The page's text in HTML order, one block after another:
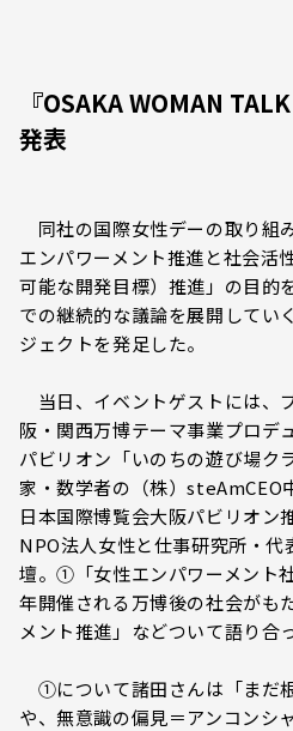
『OSAKA WOMAN
発表
同社の国際女性デーの取り組
エンパワーメント推進と社会活
可能な開発目標）推進」の目的
での継続的な議論を展開してい
ジェクトを発足した。
当日、イベントゲストには、
阪・関西万博テーマ事業プロデ
パビリオン「いのちの遊び場ク
家・数学者の（株）steAmCEO
日本国際博覧会大阪パビリオン
NPO法人女性と仕事研究所・
壇。①「女性エンパワーメント
年開催される万博後の社会がも
メント推進」などついて語り合
①について諸田さんは「まだ
や、無意識の偏見＝アンコンシ